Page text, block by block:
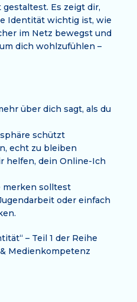
Es zeigt dir,
Identität wichtig ist, wie
im Netz bewegst und
dich wohlzufühlen –
über dich sagt, als du
schützt
echt zu bleiben
helfen, dein Online-Ich
merken solltest
oder einfach
– Teil 1 der Reihe
Medienkompetenz